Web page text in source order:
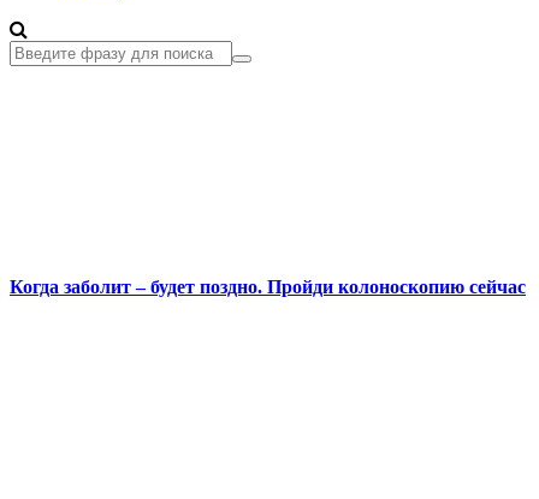
Когда заболит – будет поздно. Пройди колоноскопию сейчас